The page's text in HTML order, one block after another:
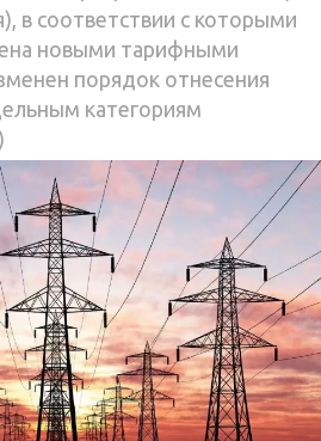
в соответствии с которыми
новыми тарифными
порядок отнесения
категориям